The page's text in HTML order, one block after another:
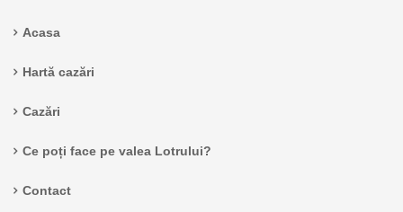
Acasa
Hartă cazări
Cazări
Ce poți face pe valea Lotrului?
Contact